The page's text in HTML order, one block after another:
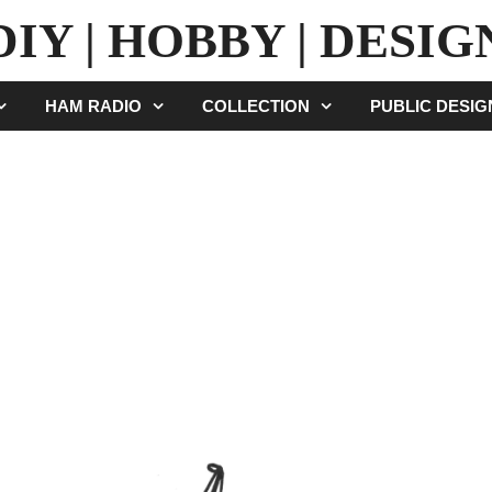
| HOBBY |
HAM RADIO COLLECTION PUBLIC